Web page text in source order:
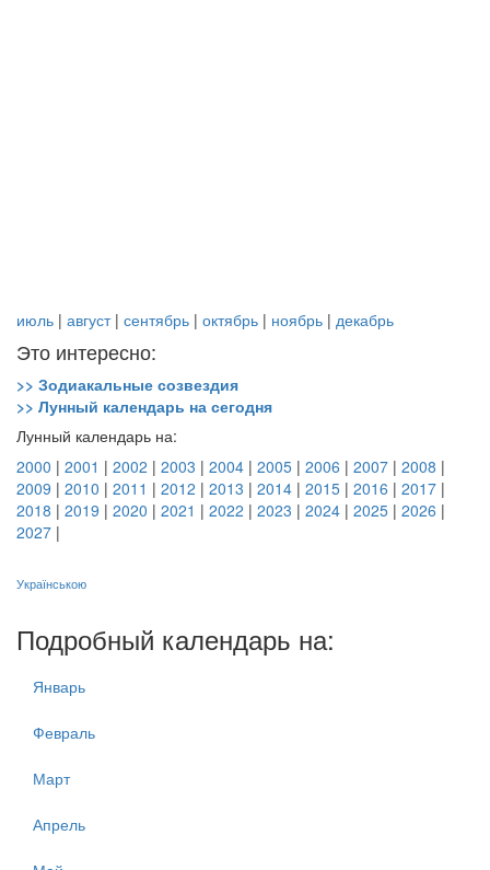
июль | август| сентябрь | октябрь | ноябрь | декабрь
Это интересно:
>> Зодиакальные созвездия
>> Лунный календарь на сегодня
Лунный календарь на:
2000 | 2001 | 2002 | 2003 | 2004 | 2005 | 2006 | 2007 | 2008 |
2009 | 2010 | 2011 | 2012 | 2013 | 2014 | 2015 | 2016 | 2017 |
2018 | 2019 | 2020 | 2021 | 2022 | 2023 | 2024 | 2025 | 2026 |
2027 |
Українською
Подробный календарь на:
Январь
Февраль
Март
Апрель